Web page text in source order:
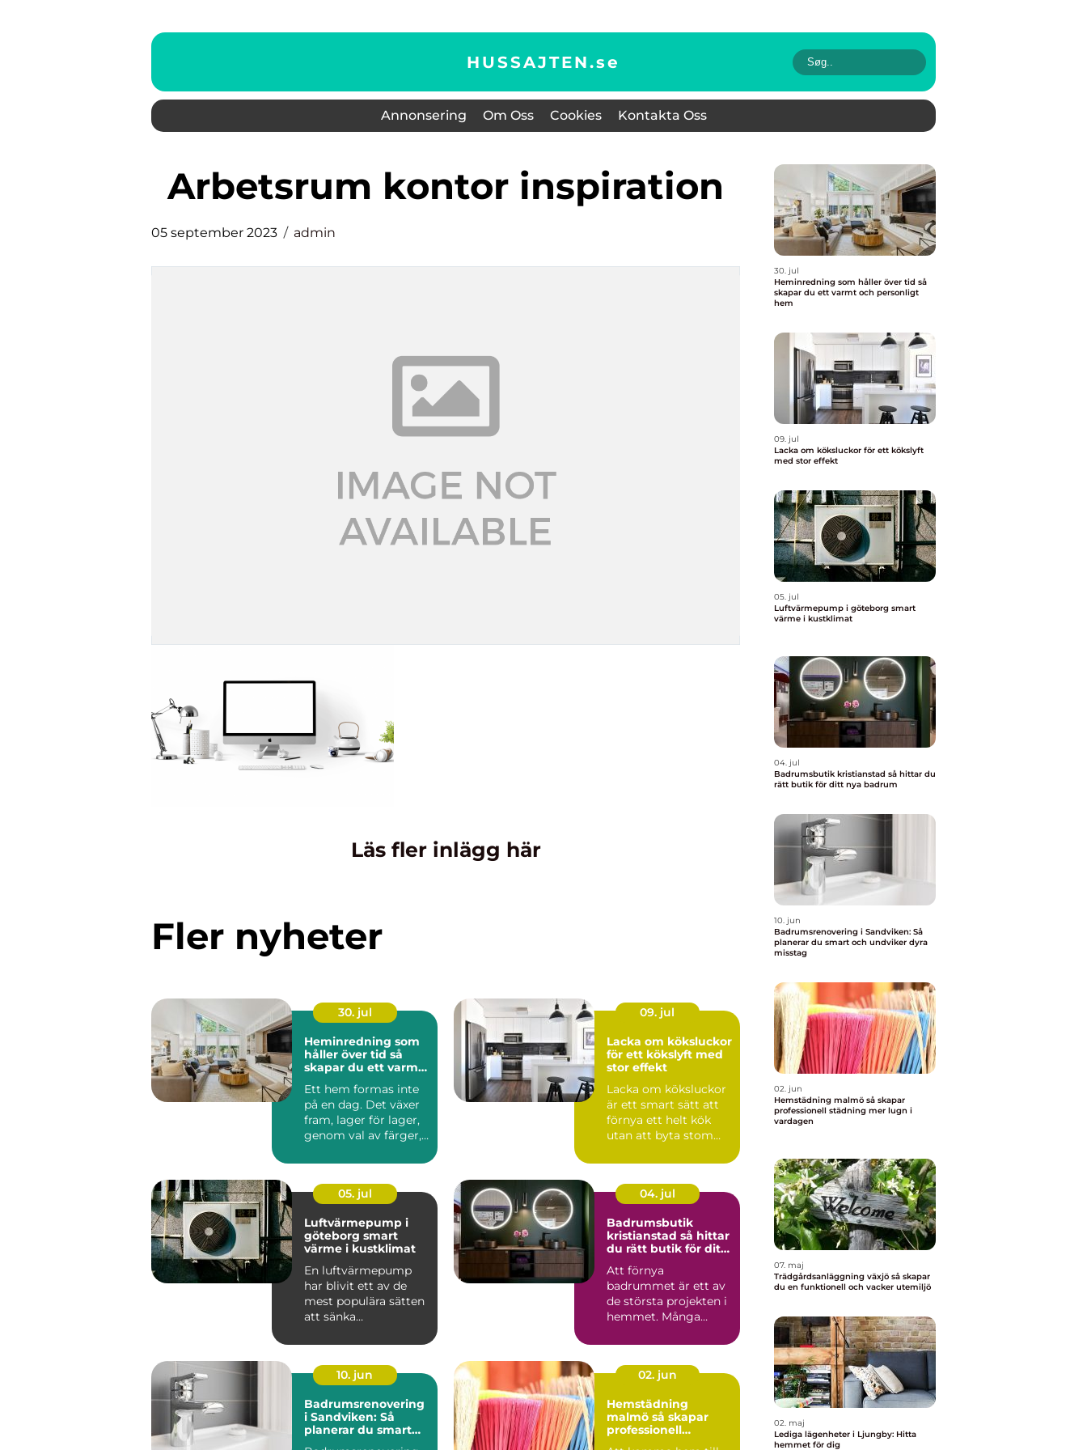
HUSSAJTEN.se
Annonsering Om Oss Cookies Kontakta Oss
arbetsrum kontor inspiration
05 september 2023 admin
Läs fler inlägg här
Fler nyheter
30. jul
Heminredning som
håller över tid så
skapar du ett varmt
Ett hem formas inte
på en dag. Det växer
fram, lager för lager,
genom val av färger,
09. jul
Lacka om köksluckor
för ett kökslyft med
stor effekt
Lacka om köksluckor
är ett smart sätt att
förnya ett helt kök
utan att byta stomme
05. jul
Luftvärmepump i
göteborg smart
värme i kustklimat
En luftvärmepump
har blivit ett av de
mest populära sätten
att sänka
der och samti...
04. jul
Badrumsbutik
kristianstad så hittar
du rätt butik för ditt
Att förnya
badrummet är ett av
de största projekten i
hemmet. Många
efter en bad...
10. jun
Badrumsrenovering
i Sandviken: Så
planerar du smart
02. jun
Hemstädning
malmö så skapar
professionell
30. jul
Heminredning som håller över tid så
skapar du ett varmt och personligt
hem
09. jul
Lacka om köksluckor för ett kökslyft
med stor effekt
05. jul
Luftvärmepump i göteborg smart
värme i kustklimat
04. jul
Badrumsbutik kristianstad så hittar du
rätt butik för ditt nya badrum
10. jun
Badrumsrenovering i Sandviken: Så
planerar du smart och undviker dyra
misstag
02. jun
Hemstädning malmö så skapar
professionell städning mer lugn i
vardagen
07. maj
Trädgårdsanläggning växjö så skapar
du en funktionell och vacker utemiljö
02. maj
Lediga lägenheter i Ljungby: Hitta
hemmet för dig